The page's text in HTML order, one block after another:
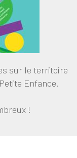
sur le territoire
Enfance.
!